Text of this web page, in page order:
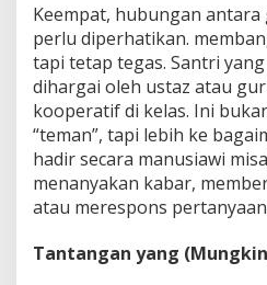
Keempat, hubungan
perlu diperhatikan.
tapi tetap tegas. Santri
dihargai oleh ustaz atau
kooperatif di kelas. Ini
“teman”, tapi lebih ke
hadir secara manusiawi
menanyakan kabar,
atau merespons
Tantangan yang